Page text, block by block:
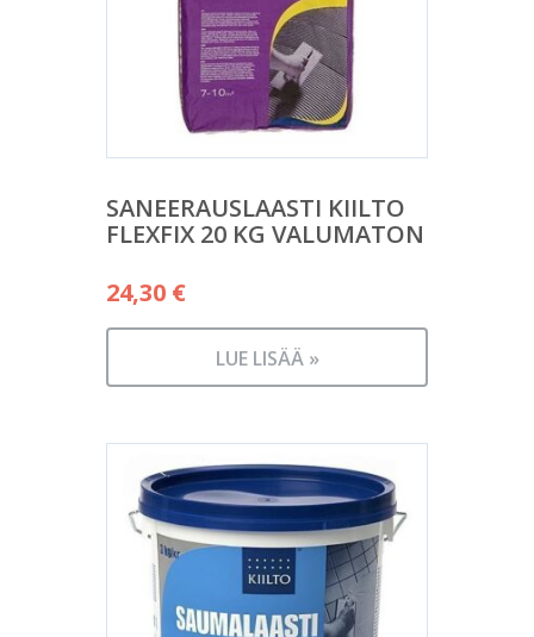
SANEERAUSLAASTI KIILTO
FLEXFIX 20 KG VALUMATON
24,30 €
LUE LISÄÄ »